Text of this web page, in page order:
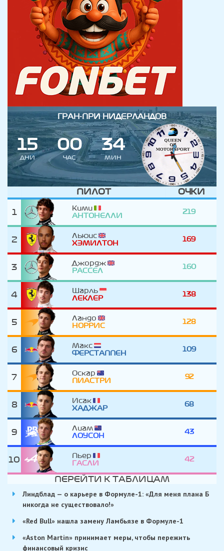
ГРАН-ПРИ НИДЕРЛАНДОВ
15
ДНИ
00
ЧАС
34
МИН
ПИЛОТ ОЧКИ
1
Кими
АНТОНЕЛЛИ
219
2
Льюис
ХЭМИЛТОН
169
3
Джордж
РАССЕЛ
160
4
Шарль
ЛЕКЛЕР
138
5
Ландо
НОРРИС
128
6
Макс
ФЕРСТАППЕН
109
7
Оскар
ПИАСТРИ
92
8
Исак
ХАДЖАР
68
9
Лиам
ЛОУСОН
43
10
Пьер
ГАСЛИ
42
ПЕРЕЙТИ К ТАБЛИЦАМ
Линдблад — о карьере в Формуле-1: «Для меня плана Б
никогда не существовало!»
«Red Bull» нашла замену Ламбьязе в Формуле-1
«Aston Martin» принимает меры, чтобы пережить
финансовый кризис